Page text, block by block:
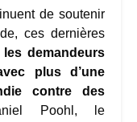
de soutenir
ces dernières
demandeurs
plus d’une
contre des
Poohl, le